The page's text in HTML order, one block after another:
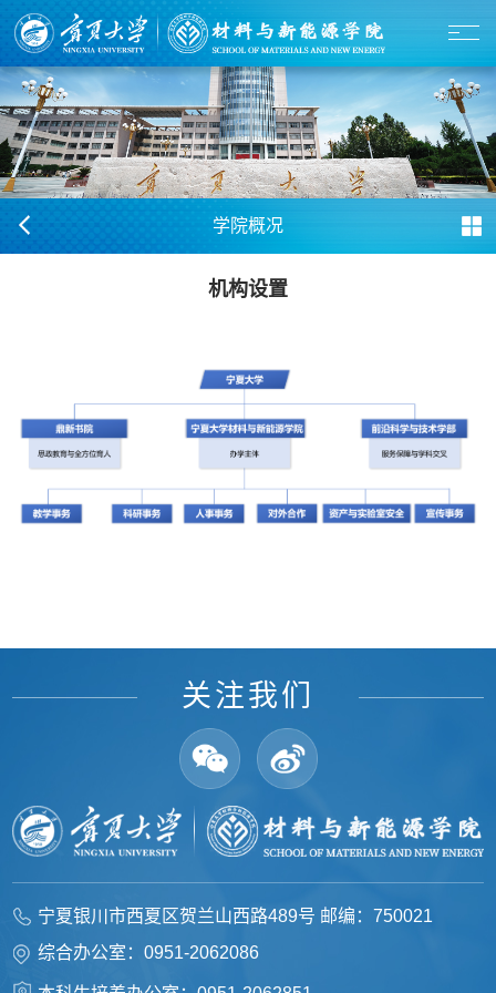
学院概况
机构设置
宁夏银川市西夏区贺兰山西路489号 邮编：750021
综合办公室：0951-2062086
关注我们